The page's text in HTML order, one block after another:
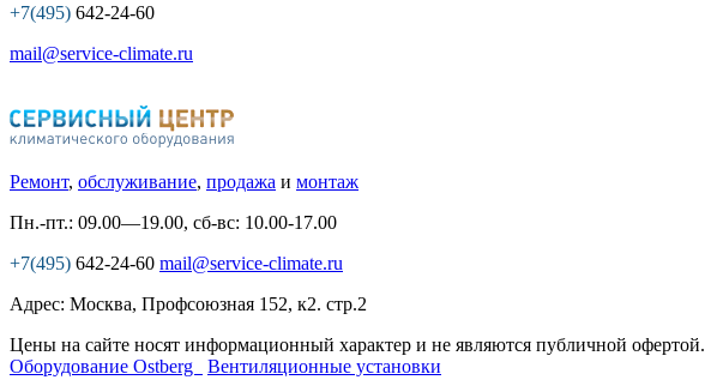
+7(495) 642-24-60
mail@service-climate.ru
Ремонт, обслуживание, продажа и монтаж
Пн.-пт.: 09.00—19.00, сб-вс: 10.00-17.00
+7(495) 642-24-60 mail@service-climate.ru
Адрес: Москва, Профсоюзная 152, к2. стр.2
Цены на сайте носят информационный характер и не являются публичной офертой.
Оборудование Ostberg
Вентиляционные установки